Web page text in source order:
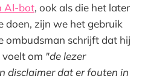
AI-bot, ook als die het later
doen, zijn we het gebruik
ombudsman schrijft dat hij
om "de lezer
disclaimer dat er fouten in